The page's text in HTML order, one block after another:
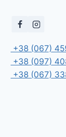
+38 (067)
+38 (097)
+38 (067)